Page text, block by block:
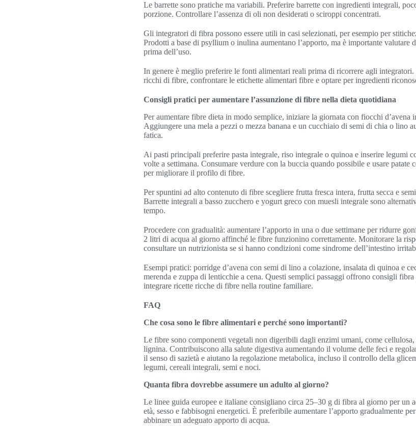
Le barrette sono pratiche ma variabili. Preferire barrette con ingredienti integrali,
porzione. Controllare l’assenza di oli non desiderati o sciroppi concentrati.
Gli integratori di fibra possono essere utili in casi selezionati, per esempio per
Prodotti a base di psyllium o inulina aumentano l’apporto, ma è importante valutare
prima dell’uso.
In genere è meglio preferire le fonti alimentari reali prima di ricorrere agli
ricchi di fibre, confrontare le etichette alimentari fibre e optare per ingredienti
Consigli pratici per aumentare l’assunzione di fibre nella dieta quotidiana
Per aumentare fibre dieta in modo semplice, iniziare la giornata con fiocchi d’avena
Aggiungere una mela a pezzi o mezza banana e un cucchiaio di semi di chia o lino
fatica.
Ai pasti principali preferire pasta integrale, riso integrale o quinoa e inserire legumi
volte a settimana. Consumare verdure con la buccia quando possibile e usare patate
per migliorare il profilo di fibre.
Per spuntini ad alto contenuto di fibre scegliere frutta fresca intera, frutta secca e
Barrette integrali a basso zucchero e yogurt greco con muesli integrale sono
tempo.
Procedere con gradualità: aumentare l’apporto in una o due settimane per ridurre
2 litri di acqua al giorno affinché le fibre funzionino correttamente. Monitorare la
consultare un nutrizionista se si hanno condizioni come sindrome dell’intestino
Esempi pratici: porridge d’avena con semi di lino a colazione, insalata di quinoa e
merenda e zuppa di lenticchie a cena. Questi semplici passaggi offrono consigli
integrare ricette ricche di fibre nella routine familiare.
FAQ
Che cosa sono le fibre alimentari e perché sono importanti?
Le fibre sono componenti vegetali non digeribili dagli enzimi umani, come
lignina. Contribuiscono alla salute digestiva aumentando il volume delle feci e
il senso di sazietà e aiutano la regolazione metabolica, incluso il controllo della
legumi, cereali integrali, semi e noci.
Quanta fibra dovrebbe assumere un adulto al giorno?
Le linee guida europee e italiane consigliano circa 25–30 g di fibra al giorno per un
età, sesso e fabbisogni energetici. È preferibile aumentare l’apporto gradualmente
abbinare un adeguato apporto di acqua.